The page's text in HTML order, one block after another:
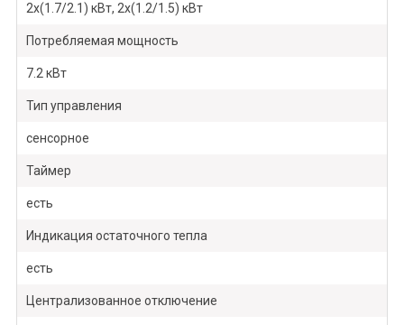
2х(1.7/2.1) кВт, 2х(1.2/1.5) кВт
Потребляемая мощность
7.2 кВт
Тип управления
сенсорное
Таймер
есть
Индикация остаточного тепла
есть
Централизованное отключение